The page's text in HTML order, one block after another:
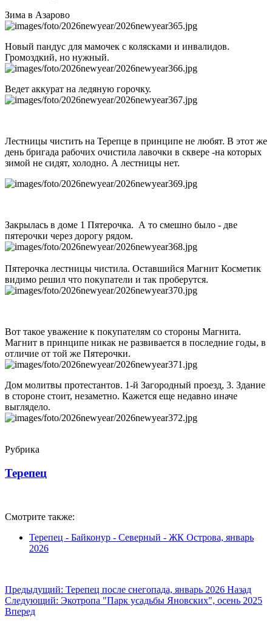
Зима в Азарово
Новый пандус для мамочек с колясками и инвалидов.
Громоздкий, но нужный.
Ведет аккурат на ледяную горочку.
Лестницы чистить на Терепце в принципе не любят. В этот же
день бригада рабочих очистила лавочки в сквере -на которых
зимой не сидят, холодно. А лестницы нет.
Закрылась в доме 1 Пятерочка. А то смешно было - две
пятерочки через дорогу рядом.
Пятерочка лестницы чистила. Оставшийся Магнит Косметик
видимо решил что покупатели и так проберутся.
Вот такое уважение к покупателям со стороны Магнита.
Магнит в принципе никак не развивается в последние годы, в
отличие от той же Пятерочки.
Дом молитвы протестантов. 1-й Загородный проезд, 3. Здание
в стороне стоит, незаметно. Кажется еще недавно иначе
выглядело.
Рубрика
Терепец
Смотрите также:
Терепец - Байконур - Северный - ЖК Острова, январь
2026
Предыдущий: Терепец после снегопада, январь 2026 Назад
Следующий: Экотропа "Парк усадьбы Яновских", осень 2025
Вперед